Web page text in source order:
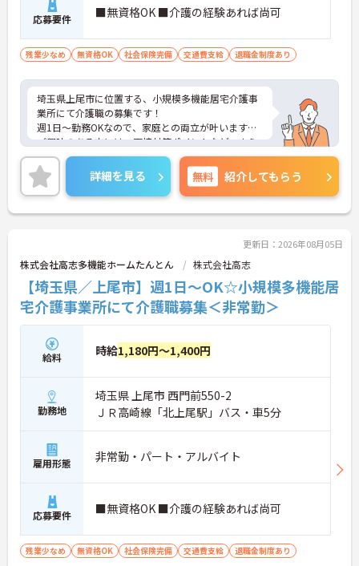
応募要件 ■無資格OK ■介護の経験あれば尚可
残業少なめ 無資格OK 社会保険完備 交通費支給 退職金制度あり
埼玉県上尾市に位置する、小規模多機能居宅介護事
業所にて介護職の募集です！
週1日～勤務OKなので、家庭との両立が叶います♪
ご興味のある方には、面接対策ポイントなど、さら
に詳細をお話しいたしますのでお気軽にご相談くだ
さい！
詳細を見る 無料 紹介してもらう
更新日：2026年08月05日
株式会社高志多機能ホームたんとん 株式会社高志
【埼玉県／上尾市】週1日～OK☆小規模多機能居
宅介護事業所にて介護職募集＜非常勤＞
給料 時給1,180円～1,400円
勤務地
埼玉県 上尾市 西門前550-2
ＪＲ高崎線「北上尾駅」バス・車5分
雇用形態 非常勤・パート・アルバイト
応募要件 ■無資格OK ■介護の経験あれば尚可
残業少なめ 無資格OK 社会保険完備 交通費支給 退職金制度あり